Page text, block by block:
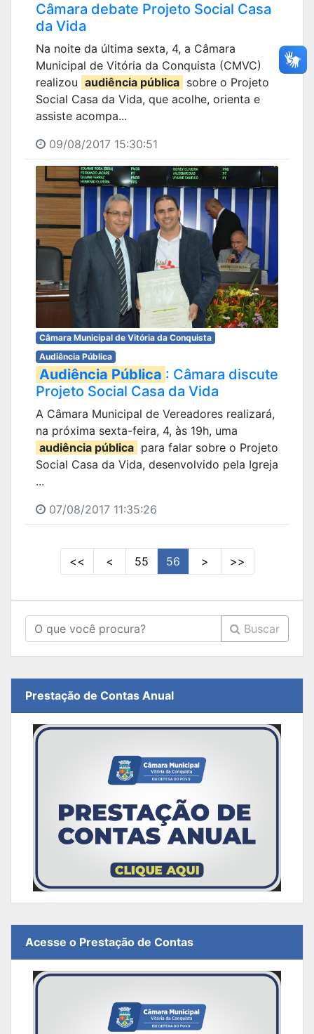
Câmara debate Projeto Social Casa
da Vida
Na noite da última sexta, 4, a Câmara
Municipal de Vitória da Conquista (CMVC)
realizou audiência pública sobre o Projeto
Social Casa da Vida, que acolhe, orienta e
assiste acompa...
09/08/2017 15:30:51
Câmara Municipal de Vitória da Conquista
Audiência Pública
Audiência Pública : Câmara discute
Projeto Social Casa da Vida
A Câmara Municipal de Vereadores realizará,
na próxima sexta-feira, 4, às 19h, uma
audiência pública para falar sobre o Projeto
Social Casa da Vida, desenvolvido pela Igreja
...
07/08/2017 11:35:26
<< < 55 56 > >>
Buscar
Prestação de Contas Anual
Acesse o Prestação de Contas